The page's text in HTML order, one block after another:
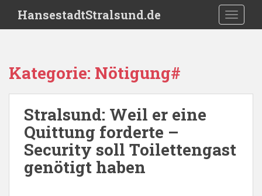
i
HansestadtStralsund.de
Kategorie: Nötigung#
Stralsund: Weil er eine
Quittung forderte –
Security soll Toilettengast
genötigt haben